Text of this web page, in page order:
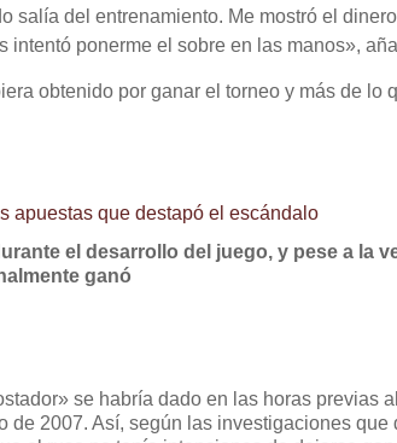
salía del entrenamiento. Me mostró el
ponerme el sobre en las manos»,
obtenido por ganar el torneo y más de lo
apuestas que destapó el escándalo
el desarrollo del juego, y pese a la
ganó
se habría dado en las horas previas
2007. Así, según las investigaciones que